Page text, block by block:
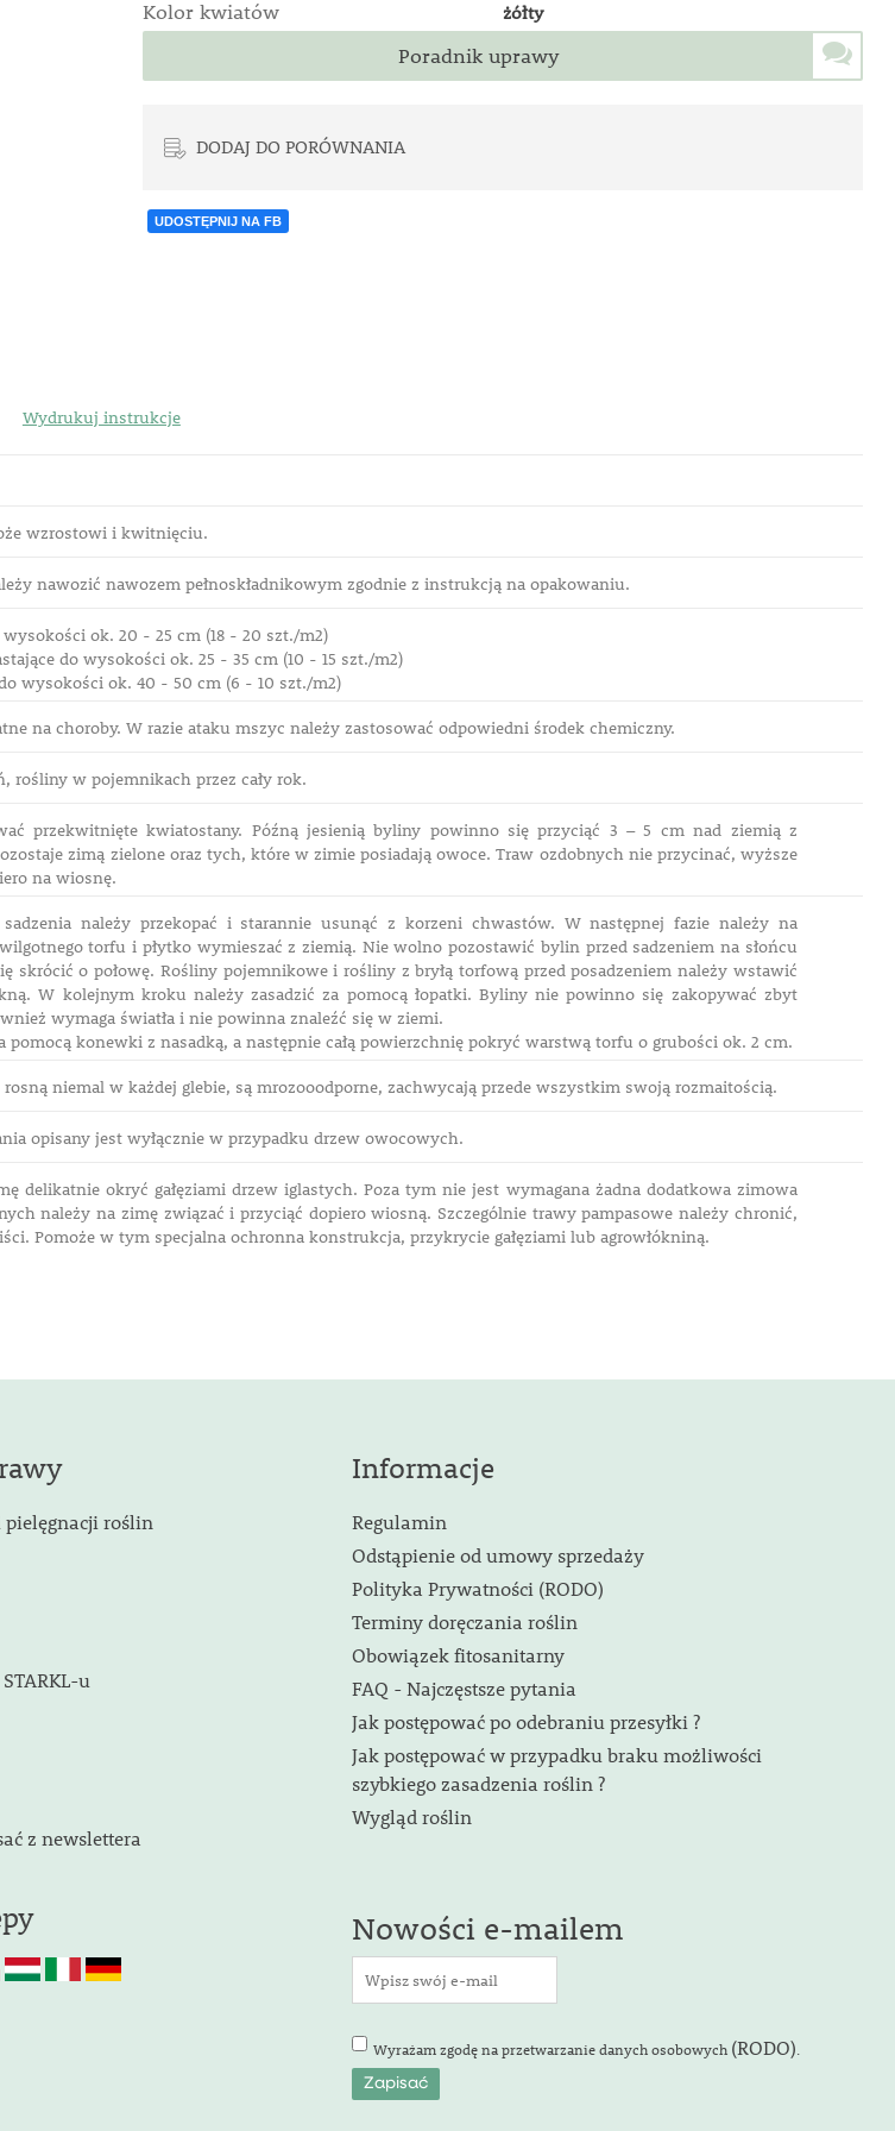
Kolor kwiatów żółty
Poradnik uprawy
DODAJ DO PORÓWNANIA
UDOSTĘPNIJ NA FB
Wydrukuj instrukcje
wzrostowi i kwitnięciu.
nawozić nawozem pełnoskładnikowym zgodnie z instrukcją na opakowaniu.
ok. 20 - 25 cm (18 - 20 szt./m2)
do wysokości ok. 25 - 35 cm (10 - 15 szt./m2)
wysokości ok. 40 - 50 cm (6 - 10 szt./m2)
na choroby. W razie ataku mszyc należy zastosować odpowiedni środek chemiczny.
rośliny w pojemnikach przez cały rok.
przekwitnięte kwiatostany. Późną jesienią byliny powinno się przyciąć 3 – 5 cm nad ziemią z
zimą zielone oraz tych, które w zimie posiadają owoce. Traw ozdobnych nie przycinać, wyższe
na wiosnę.
sadzenia należy przekopać i starannie usunąć z korzeni chwastów. W następnej fazie należy na
torfu i płytko wymieszać z ziemią. Nie wolno pozostawić bylin przed sadzeniem na słońcu
o połowę. Rośliny pojemnikowe i rośliny z bryłą torfową przed posadzeniem należy wstawić
W kolejnym kroku należy zasadzić za pomocą łopatki. Byliny nie powinno się zakopywać zbyt
wymaga światła i nie powinna znaleźć się w ziemi.
pomocą konewki z nasadką, a następnie całą powierzchnię pokryć warstwą torfu o grubości ok. 2 cm.
niemal w każdej glebie, są mrozooodporne, zachwycają przede wszystkim swoją rozmaitością.
opisany jest wyłącznie w przypadku drzew owocowych.
delikatnie okryć gałęziami drzew iglastych. Poza tym nie jest wymagana żadna dodatkowa zimowa
należy na zimę związać i przyciąć dopiero wiosną. Szczególnie trawy pampasowe należy chronić,
Pomoże w tym specjalna ochronna konstrukcja, przykrycie gałęziami lub agrowłókniną.
roślin
u
z newslettera
Informacje
Regulamin
Odstąpienie od umowy sprzedaży
Polityka Prywatności (RODO)
Terminy doręczania roślin
Obowiązek fitosanitarny
FAQ - Najczęstsze pytania
Jak postępować po odebraniu przesyłki ?
Jak postępować w przypadku braku możliwości
szybkiego zasadzenia roślin ?
Wygląd roślin
Nowości e-mailem
Wyrażam zgodę na przetwarzanie danych osobowych (RODO)